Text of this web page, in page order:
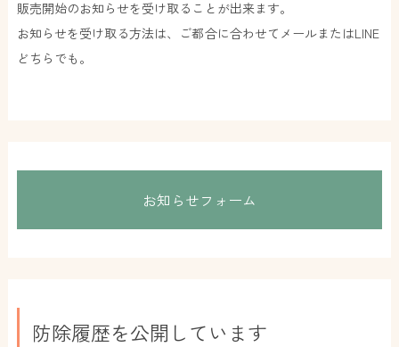
販売開始のお知らせを受け取ることが出来ます。
お知らせを受け取る方法は、ご都合に合わせてメールまたはLINE
どちらでも。
お知らせフォーム
防除履歴を公開しています